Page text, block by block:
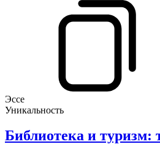
Эссе
Уникальность
Библиотека и туризм: